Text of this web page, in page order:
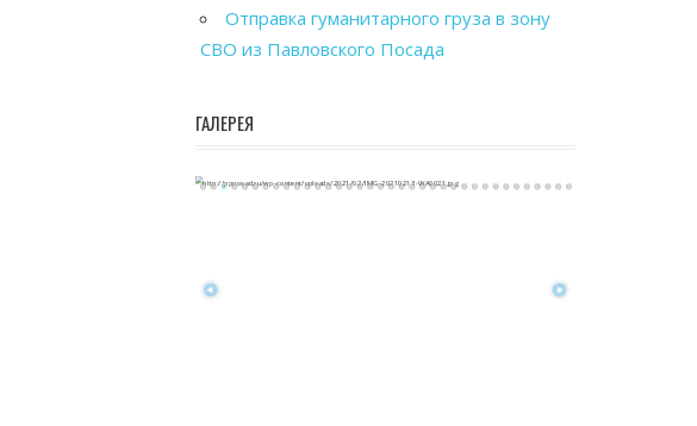
Отправка гуманитарного груза в зону
СВО из Павловского Посада
ГАЛЕРЕЯ